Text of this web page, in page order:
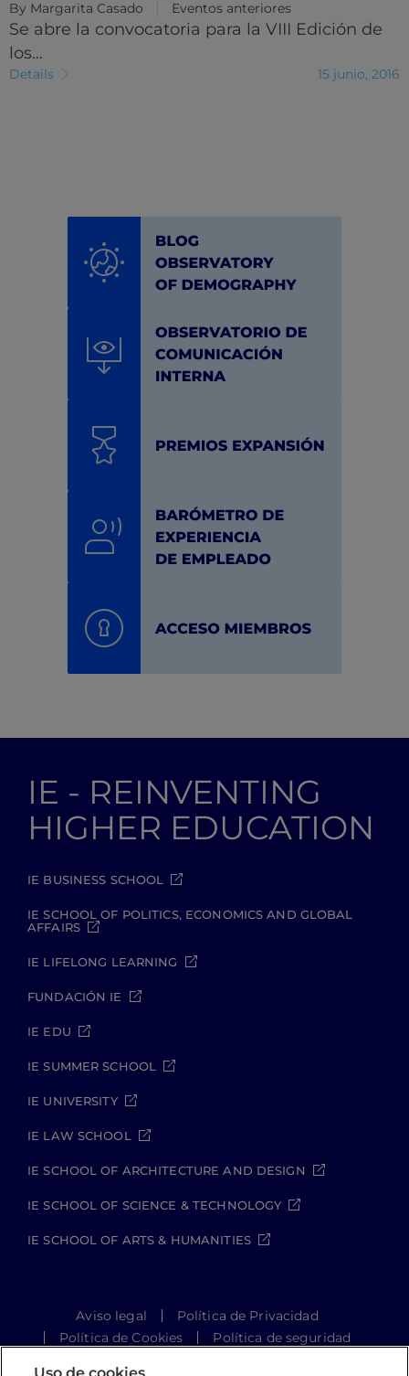
By Margarita Casado Eventos anteriores
Se abre la convocatoria para la VIII Edición de
los…
Details 15 junio, 2016
IE - REINVENTING
HIGHER EDUCATION
IE BUSINESS SCHOOL
IE SCHOOL OF POLITICS, ECONOMICS AND GLOBAL
AFFAIRS
IE LIFELONG LEARNING
FUNDACIÓN IE
IE EDU
IE SUMMER SCHOOL
IE UNIVERSITY
IE LAW SCHOOL
IE SCHOOL OF ARCHITECTURE AND DESIGN
IE SCHOOL OF SCIENCE & TECHNOLOGY
IE SCHOOL OF ARTS & HUMANITIES
Aviso legal
Política de Privacidad
Política de Cookies
Política de seguridad